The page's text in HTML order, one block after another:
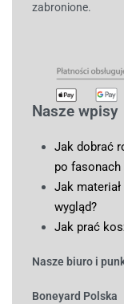
zabronione.
Nasze wpisy
Jak dobrać
po
Jak
wygląd?
Jak prać
Nasze biuro i
Boneyard Polska